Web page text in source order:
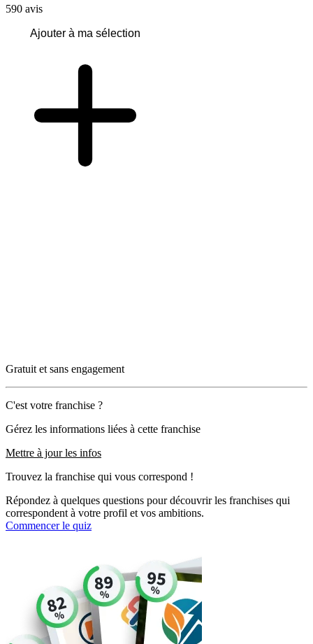
590 avis
Ajouter à ma sélection
Gratuit et sans engagement
C'est votre franchise ?
Gérez les informations liées à cette franchise
Mettre à jour les infos
Trouvez la franchise qui vous correspond !
Répondez à quelques questions pour découvrir les franchises qui
correspondent à votre profil et vos ambitions.
Commencer le quiz